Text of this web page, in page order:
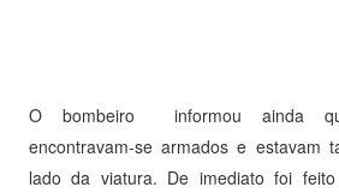
O bombeiro informou ainda
encontravam-se armados e estavam
lado da viatura. De imediato foi